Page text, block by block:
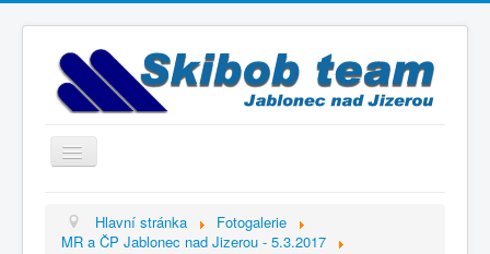
Přepnout
navigaci
Historie
Hlavní stránka
Fotogalerie
MR a ČP Jablonec nad Jizerou - 5.3.2017